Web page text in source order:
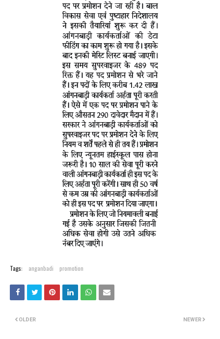
Tags: anganbadi promotion
NEWER
OLDER